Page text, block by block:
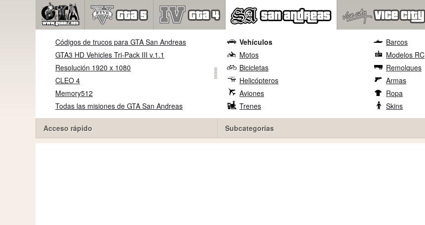
Códigos de trucos para GTA San Andreas
GTA3 HD Vehicles Tri-Pack III v.1.1
Resolución 1920 x 1080
CLEO 4
Memory512
Todas las misiones de GTA San Andreas
Acceso rápido
Vehículos
Motos
Bicicletas
Helicópteros
Aviones
Trenes
Barcos
Modelos RC
Remolques
Armas
Ropa
Skins
Subcategorías